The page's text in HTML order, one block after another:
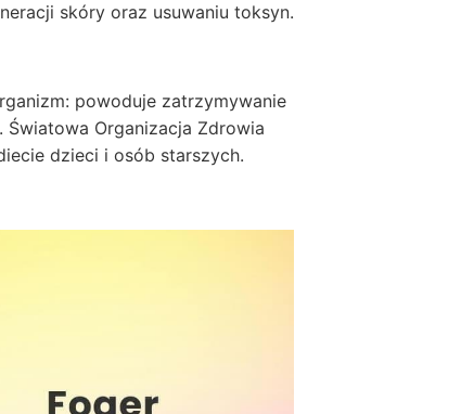
skóry oraz usuwaniu toksyn.
powoduje zatrzymywanie
Organizacja Zdrowia
dzieci i osób starszych.